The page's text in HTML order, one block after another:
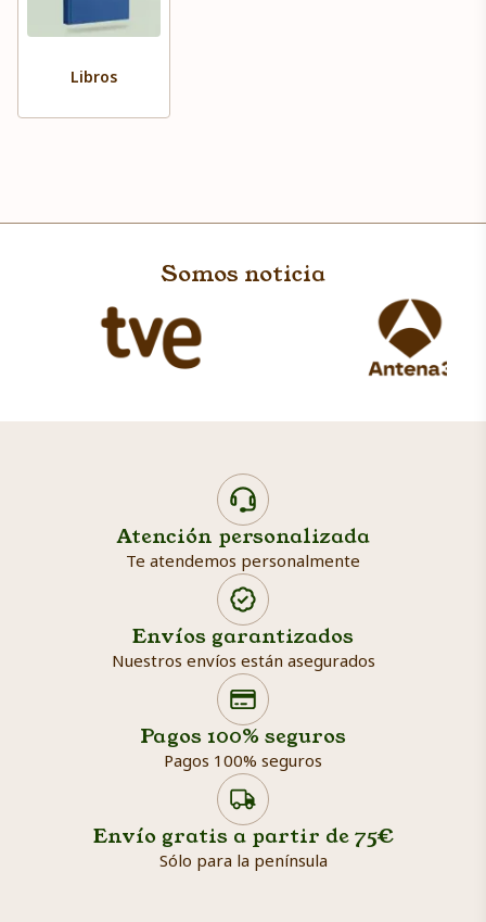
Libros
Somos noticia
Atención personalizada
Te atendemos personalmente
Envíos garantizados
Nuestros envíos están asegurados
Pagos 100% seguros
Pagos 100% seguros
Envío gratis a partir de 75€
Sólo para la península
Search products